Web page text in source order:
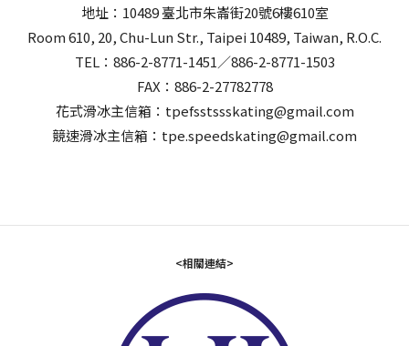
地址：10489 臺北市朱崙街20號6樓610室
Room 610, 20, Chu-Lun Str., Taipei 10489, Taiwan, R.O.C.
TEL：886-2-8771-1451／886-2-8771-1503
FAX：886-2-27782778
花式滑冰主信箱：tpefsstssskating@gmail.com
競速滑冰主信箱：tpe.speedskating@gmail.com
<相關連結>